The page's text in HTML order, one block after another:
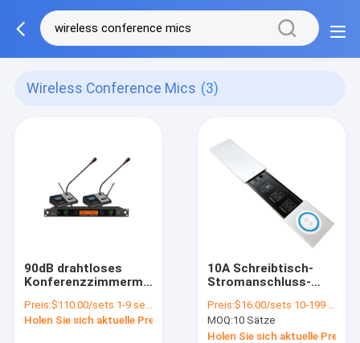
Wireless Conference Mics (3)
90dB drahtloses
Konferenzzimmermikrofon
Audio-System
Preis:$110.00/sets 1-9 sets
Holen Sie sich aktuelle Preis
10A Schreibtisch-
Stromanschluss-
Multimedia-
Steckdose
Preis:$16.00/sets 10-199 sets
MOQ:10 Sätze
Holen Sie sich aktuelle Preis